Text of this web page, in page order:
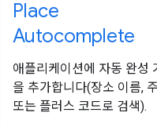
Place
Autocomplete
애플리케이션에 자동 완성
을 추가합니다(장소 이름,
또는 플러스 코드로 검색).